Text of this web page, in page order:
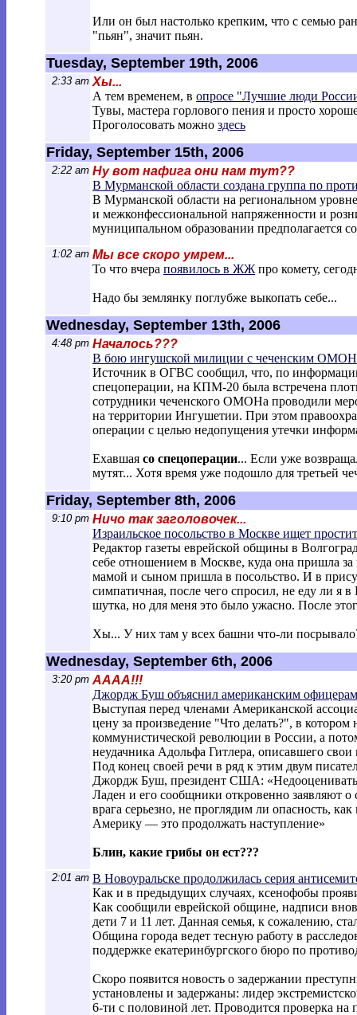
Или он был настолько крепким, что с семью
"пьян", значит пьян.
Tuesday, September 19th, 2006
2:33 am Хы...
А тем временем, в опросе "Лучшие люди
Тувы, мастера горлового пения и просто
Проголосовать можно здесь
Friday, September 15th, 2006
2:22 am Ну вот нафига они нам тут??
В Мурманской области создана группа по
В Мурманской области на региональном
и межконфессиональной напряженности и
муниципальном образовании предполагается
1:02 am Мы все скоро умрем...
То что вчера появилось в ЖЖ про комету,
Надо бы землянку поглубже выкопать себе...
Wednesday, September 13th, 2006
4:48 pm Началось???
В бою ингушской милиции с чеченским
Источник в ОГВС сообщил, что, по
спецоперации, на КПМ-20 была встречена
сотрудники чеченского ОМОНа проводили
на территории Ингушетии. При этом
операции с целью недопущения утечки
Ехавшая со спецоперации... Если уже
мутят... Хотя время уже подошло для третьей
Friday, September 8th, 2006
9:10 pm Ничо так заголовочек...
Израильское посольство в Москве ищет
Редактор газеты еврейской общины в
себе отношением в Москве, куда она пришла
мамой и сыном пришла в посольство. И в
симпатичная, после чего спросил, не еду ли я
шутка, но для меня это было ужасно. После
Хы... У них там у всех башни что-ли
Wednesday, September 6th, 2006
3:20 pm АААА!!!
Джордж Буш объяснил американским
Выступая перед членами Американской
цену за произведение "Что делать?", в
коммунистической революции в России, а
неудачника Адольфа Гитлера, описавшего
Под конец своей речи в ряд к этим двум
Джордж Буш, президент США:
Ладен и его сообщники откровенно заявляют
врага серьезно, не проглядим ли опасность,
Америку — это продолжать наступление»
Блин, какие грибы он ест???
2:01 am В Новоуральске продолжилась серия
Как и в предыдущих случаях, ксенофобы
Как сообщили еврейской общине, надписи
дети 7 и 11 лет. Данная семья, к сожалению,
Община города ведет тесную работу в
поддержке екатеринбургского бюро по
Скоро появится новость о задержании
установлены и задержаны: лидер
6-ти с половиной лет. Проводится проверка